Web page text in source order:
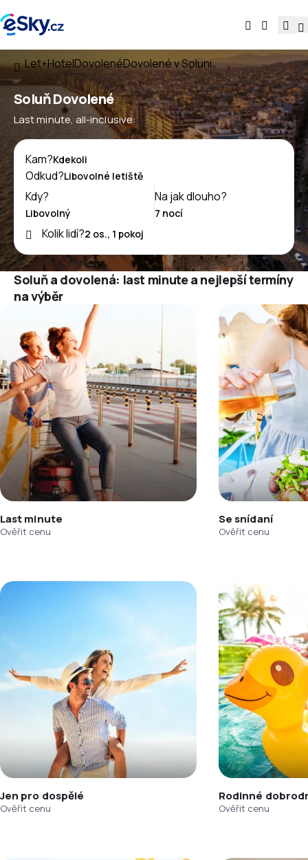
Let+HotelDovolenéDovolené v Soluni
Soluň Dovolené
Last minute, all-inclusive
Kam?
Odkud?
Kdy?
Na jak dlouho?
Kolik lidí?
Soluň a dovolená: last minute a nejlepší termíny
na výběr
Last minute
Ověřit cenu
Se snídaní
Ověřit cenu
Jen pro dospělé
Ověřit cenu
Rodinné
Ověřit cenu